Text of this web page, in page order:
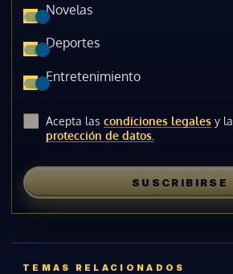
Novelas
Deportes
Entretenimiento
Acepta las condiciones legales y la
protección de datos.
SUSCRIBIRSE
TEMAS RELACIONADOS